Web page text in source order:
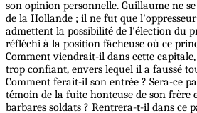
son opinion personnelle. Guillaume ne
de la Hollande ; il ne fut que
admettent la possibilité de l'élection du
réfléchi à la position fâcheuse où ce
Comment viendrait-il dans cette
trop confiant, envers lequel il a faussé
Comment ferait-il son entrée ? Sera-ce
témoin de la fuite honteuse de son frère
barbares soldats ? Rentrera-t-il dans ce